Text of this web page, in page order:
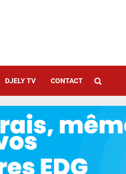
DJELY TV CONTACT